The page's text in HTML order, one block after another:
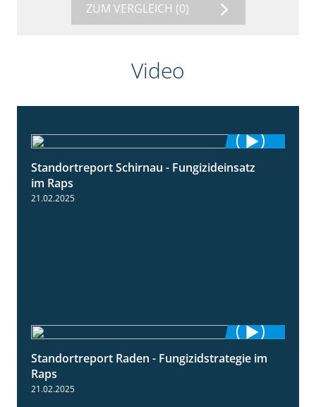
ZUM VERGLEICH (0)
Video
4:48
Standortreport Schirnau - Fungizideinsatz
im Raps
21.02.2025
5:08
Standortreport Raden - Fungizidstrategie im
Raps
21.02.2025